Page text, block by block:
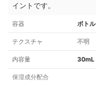
イントです。
容器 ボトル
テクスチャ 不明
内容量 30mL
保湿成分配合